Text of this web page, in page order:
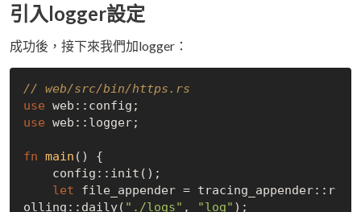
引入logger設定
成功後，接下來我們加logger：
// web/src/bin/https.rs
use
use web::logger;
fn main () {
let file_appender = tracing_appender::r
olling::daily( "./logs" , "log" );